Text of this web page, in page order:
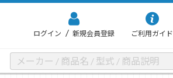
ログイン / 新規会員登録 ご利用ガイド